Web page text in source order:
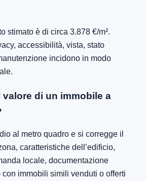
stimato è di circa 3.878 €/m².
accessibilità, vista, stato
incidono in modo
di un immobile a
al metro quadro e si corregge il
caratteristiche dell’edificio,
locale, documentazione
immobili simili venduti o offerti